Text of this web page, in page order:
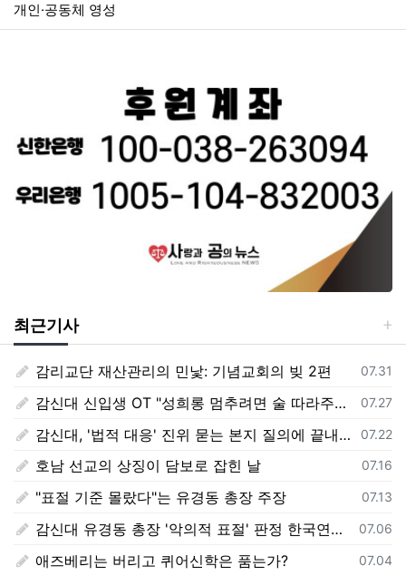
개인·공동체 영성
최근기사
등록일
07.31
감리교단 재산관리의 민낯: 기념교회의 빚 2편
등록일
07.27
감신대 신입생 OT "성희롱 멈추려면 술 따라주기"
등록일
07.22
감신대, '법적 대응' 진위 묻는 본지 질의에 끝내 '침묵'
등록일
07.16
호남 선교의 상징이 담보로 잡힌 날
등록일
07.13
"표절 기준 몰랐다"는 유경동 총장 주장
등록일
07.06
감신대 유경동 총장 '악의적 표절' 판정 한국연구재단 보고서 전문 전격 공개
등록일
07.04
애즈베리는 버리고 퀴어신학은 품는가?